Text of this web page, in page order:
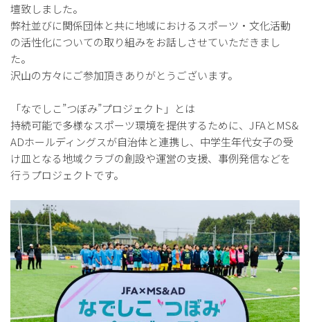
壇致しました。
弊社並びに関係団体と共に地域におけるスポーツ・文化活動
の活性化についての取り組みをお話しさせていただきまし
た。
沢山の方々にご参加頂きありがとうございます。
「なでしこ”つぼみ”プロジェクト」とは
持続可能で多様なスポーツ環境を提供するために、JFAとMS&
ADホールディングスが自治体と連携し、中学生年代女子の受
け皿となる地域クラブの創設や運営の支援、事例発信などを
行うプロジェクトです。